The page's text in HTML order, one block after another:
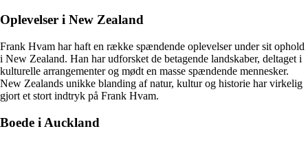
Oplevelser i New Zealand
Frank Hvam har haft en række spændende oplevelser under sit ophold
i New Zealand. Han har udforsket de betagende landskaber, deltaget i
kulturelle arrangementer og mødt en masse spændende mennesker.
New Zealands unikke blanding af natur, kultur og historie har virkelig
gjort et stort indtryk på Frank Hvam.
Boede i Auckland